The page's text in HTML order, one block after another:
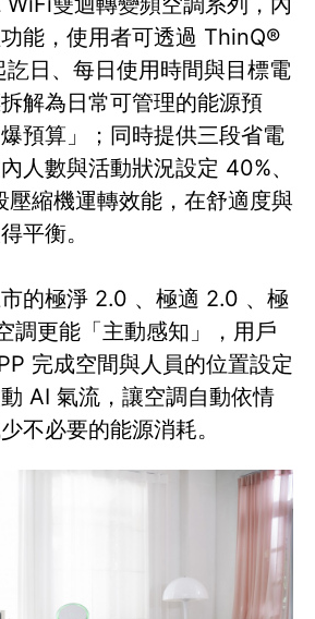
能，使用者可透過 ThinQ®
日、每日使用時間與目標電
解為日常可管理的能源預
預算」；同時提供三段省電
人數與活動狀況設定 40%、
壓縮機運轉效能，在舒適度與
平衡。
的極淨 2.0 、極適 2.0 、極
調更能「主動感知」，用戶
完成空間與人員的位置設定
AI 氣流，讓空調自動依情
不必要的能源消耗。